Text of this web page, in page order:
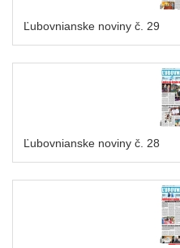
Ľubovnianske noviny č. 29
Ľubovnianske noviny č. 28